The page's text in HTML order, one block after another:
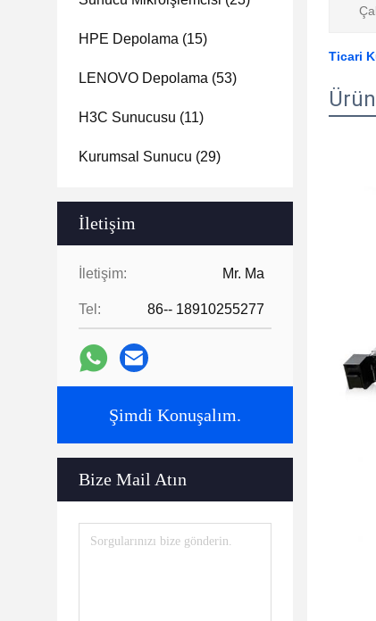
HPE Depolama (15)
LENOVO Depolama (53)
H3C Sunucusu (11)
Kurumsal Sunucu (29)
İletişim
İletişim: Mr. Ma
Tel: 86-- 18910255277
Şimdi Konuşalım.
Bize Mail Atın
Ticari